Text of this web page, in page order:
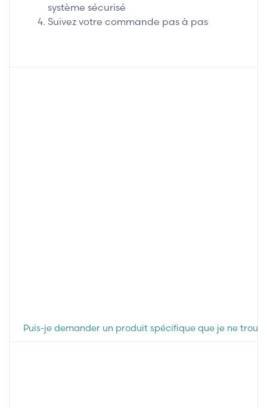
système sécurisé
Suivez votre commande pas à pas
Puis-je demander un produit spécifique que je ne